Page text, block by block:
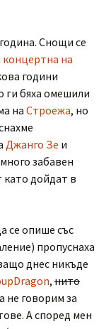
Снощи се
концертна на
години
ги бяха омешили
на Строежа, но
Джанго Зе и
забавен
като дойдат в
се опише със
пропуснаха
днес никъде
, нито
не говорим за
А според мен